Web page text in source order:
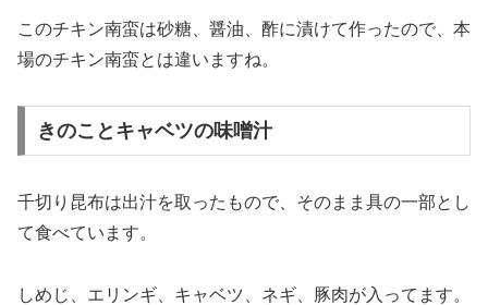
このチキン南蛮は砂糖、醤油、酢に漬けて作ったので、本
場のチキン南蛮とは違いますね。
きのことキャベツの味噌汁
千切り昆布は出汁を取ったもので、そのまま具の一部とし
て食べています。
しめじ、エリンギ、キャベツ、ネギ、豚肉が入ってます。